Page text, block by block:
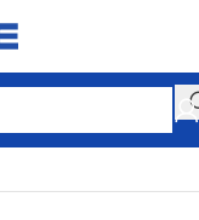
пластиковий